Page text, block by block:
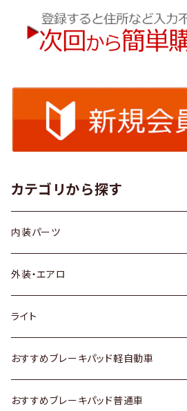
カテゴリから探す
内装パーツ
トヨタ
ホンダ
スズキ
日産
外装・エアロ
トヨタ
ホンダ
スズキ
ライト
トヨタ
スズキ
おすすめブレーキパッド軽自動車
トヨタ
おすすめブレーキパッド普通車